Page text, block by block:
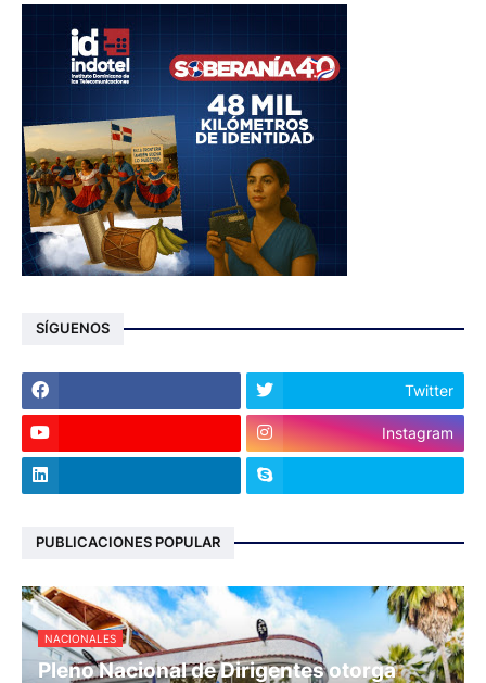
SÍGUENOS
Twitter
Instagram
PUBLICACIONES POPULAR
NACIONALES
Pleno Nacional de Dirigentes otorga